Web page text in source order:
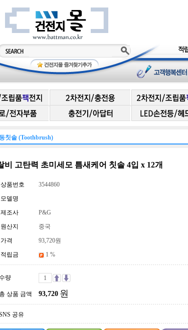
칫솔 (Toothbrush)
비 고탄력 초미세모 틈새케어 칫솔 4입 x 12개
상품번호
3544860
모델명
제조사
P&G
원산지
중국
가격
93,720원
적립금
1 %
수량
총 상품 금액 93,720 원
공유